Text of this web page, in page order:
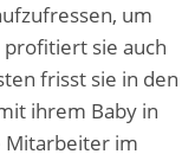
um
sie auch
frisst sie in den
ihrem Baby in
Mitarbeiter im